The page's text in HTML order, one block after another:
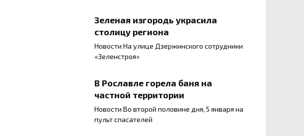
Зеленая изгородь украсила
столицу региона
Новости На улице Дзержинского сотрудники
«Зеленстроя»
В Рославле горела баня на
частной территории
Новости Во второй половине дня, 5 января на
пульт спасателей